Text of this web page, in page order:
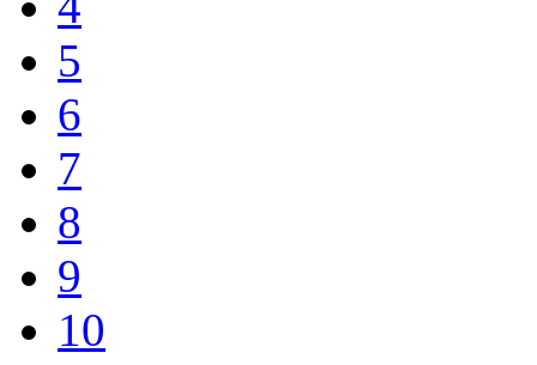
5
6
7
8
9
10